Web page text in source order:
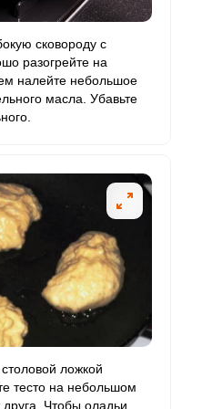
сковороду с
разогрейте на
налейте небольшое
масла. Убавьте
ложкой
тесто на небольшом
друга. Чтобы оладьи